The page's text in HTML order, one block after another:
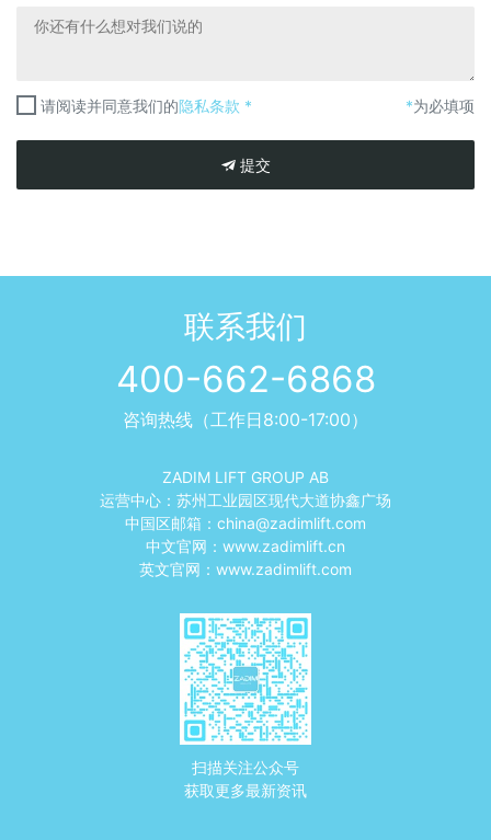
请阅读并同意我们的隐私条款 * *为必填项
提交
联系我们
400-662-6868
咨询热线（工作日8:00-17:00）
ZADIM LIFT GROUP AB
运营中心：苏州工业园区现代大道协鑫广场
中国区邮箱： china@zadimlift.com
中文官网： www.zadimlift.cn
英文官网： www.zadimlift.com
扫描关注公众号
获取更多最新资讯